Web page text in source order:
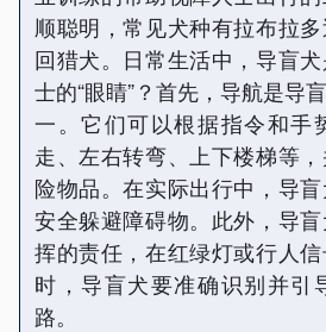
顺聪明，常见犬种有拉布拉
回猎犬。日常生活中，导盲
士的“眼睛”？首先，导航是导
一。它们可以根据指令和手
走、左右转弯、上下楼梯等
险物品。在实际出行中，导
安全躲避障碍物。此外，导
挥的责任，在红绿灯或行人
时，导盲犬要准确识别并引
路。